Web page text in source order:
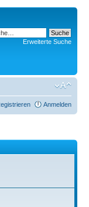
Erweiterte Suche
Anmelden